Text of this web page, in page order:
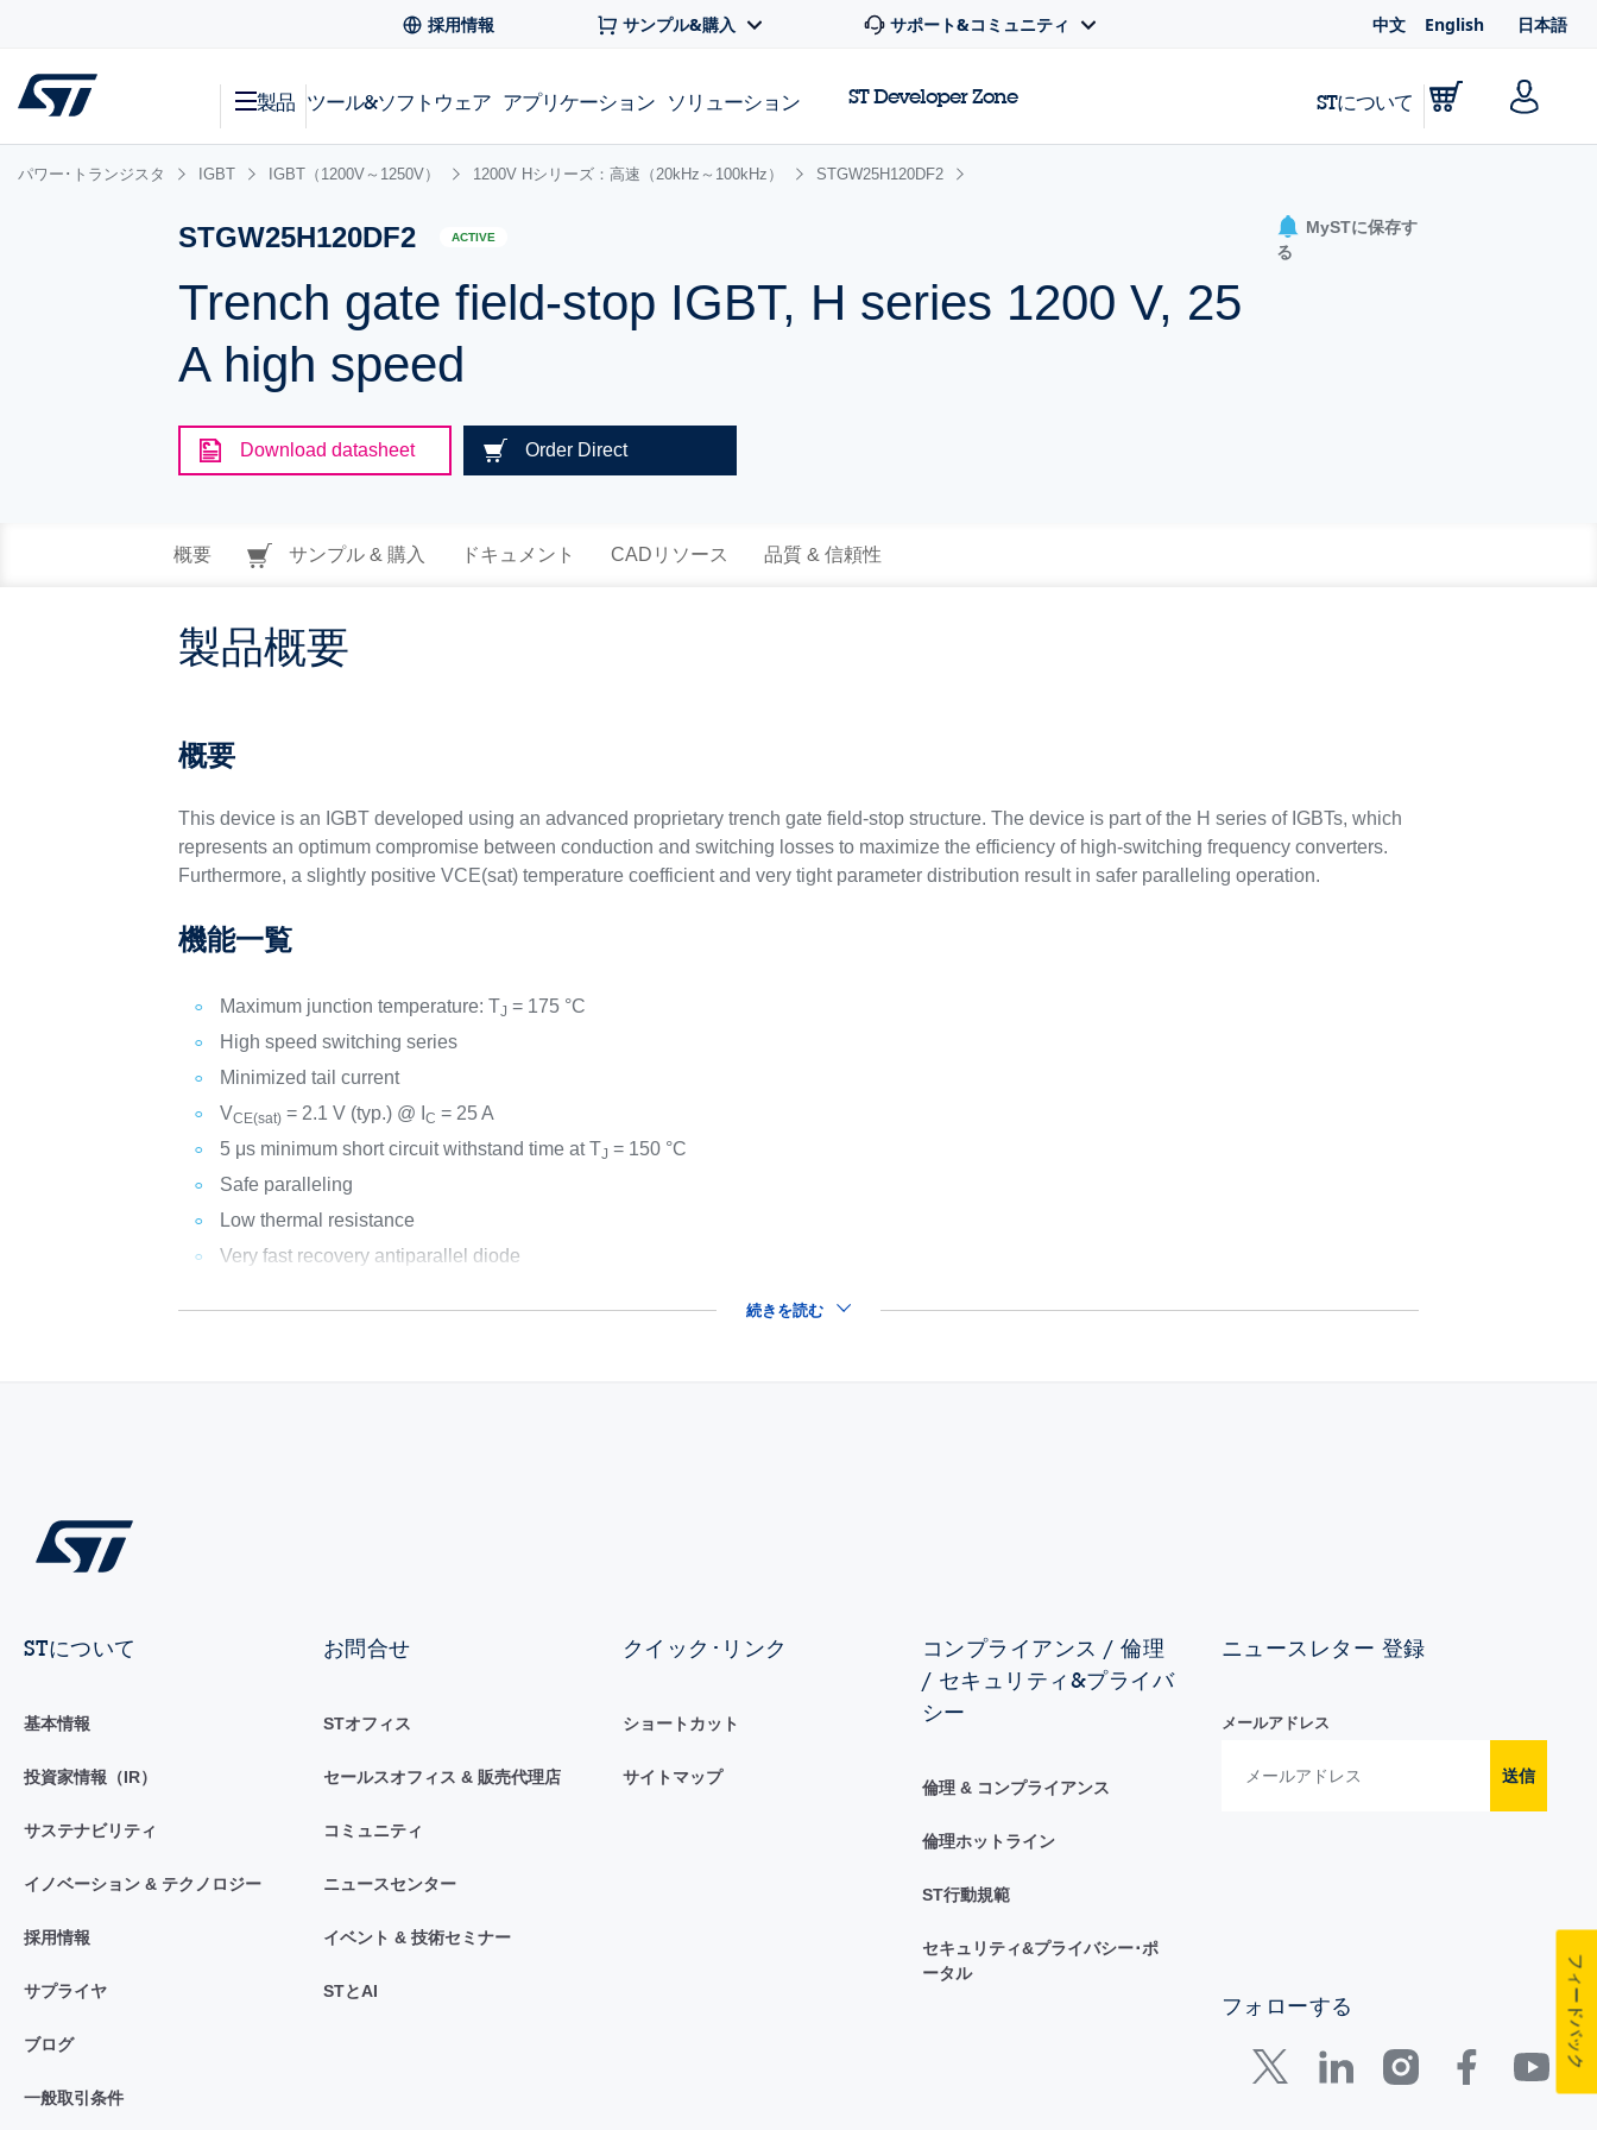
採用情報 サンプル&購入 サポート&コミュニティ 中文 English 日本語
製品 ツール&ソフトウェア アプリケーション ソリューション ST Developer Zone STについて
パワー･トランジスタ IGBT IGBT（1200V～1250V） 1200V Hシリーズ：高速（20kHz～100kHz） STGW25H120DF2
STGW25H120DF2 ACTIVE
Trench gate field-stop IGBT, H series 1200 V, 25
A high speed
MySTに保存す
る
Download datasheet Order Direct
概要 サンプル & 購入 ドキュメント CADリソース 品質 & 信頼性
製品概要
概要
This device is an IGBT developed using an advanced proprietary trench gate field-stop structure. The device is part of the H series of IGBTs, which
represents an optimum compromise between conduction and switching losses to maximize the efficiency of high-switching frequency converters.
Furthermore, a slightly positive VCE(sat) temperature coefficient and very tight parameter distribution result in safer paralleling operation.
機能一覧
Maximum junction temperature: TJ = 175 °C
High speed switching series
Minimized tail current
VCE(sat) = 2.1 V (typ.) @ IC = 25 A
5 μs minimum short circuit withstand time at TJ = 150 °C
Safe paralleling
Low thermal resistance
Very fast recovery antiparallel diode
続きを読む
STについて
基本情報
投資家情報（IR）
サステナビリティ
イノベーション & テクノロジー
採用情報
サプライヤ
ブログ
一般取引条件
お問合せ
STオフィス
セールスオフィス & 販売代理店
コミュニティ
ニュースセンター
イベント & 技術セミナー
STとAI
クイック･リンク
ショートカット
サイトマップ
コンプライアンス / 倫理
/ セキュリティ&プライバ
シー
倫理 & コンプライアンス
倫理ホットライン
ST行動規範
セキュリティ&プライバシー･ポ
ータル
ニュースレター 登録
メールアドレス
送信
フォローする フィードバック